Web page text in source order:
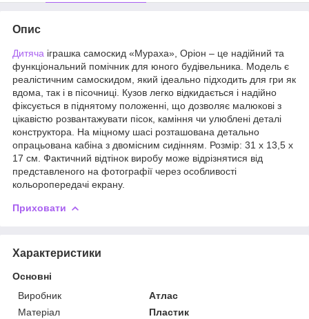
Опис
Дитяча іграшка самоскид «Мураха», Оріон – це надійний та
функціональний помічник для юного будівельника. Модель є
реалістичним самоскидом, який ідеально підходить для гри як
вдома, так і в пісочниці. Кузов легко відкидається і надійно
фіксується в піднятому положенні, що дозволяє малюкові з
цікавістю розвантажувати пісок, каміння чи улюблені деталі
конструктора. На міцному шасі розташована детально
опрацьована кабіна з двомісним сидінням. Розмір: 31 х 13,5 х
17 см. Фактичний відтінок виробу може відрізнятися від
представленого на фотографії через особливості
кольоропередачі екрану.
Приховати
Характеристики
Основні
Виробник
Атлас
Матеріал
Пластик